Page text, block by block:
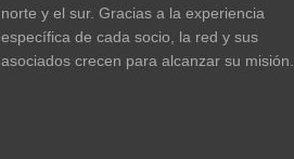
norte y el sur. Gracias a la experiencia
específica de cada socio, la red y sus
asociados crecen para alcanzar su misión.